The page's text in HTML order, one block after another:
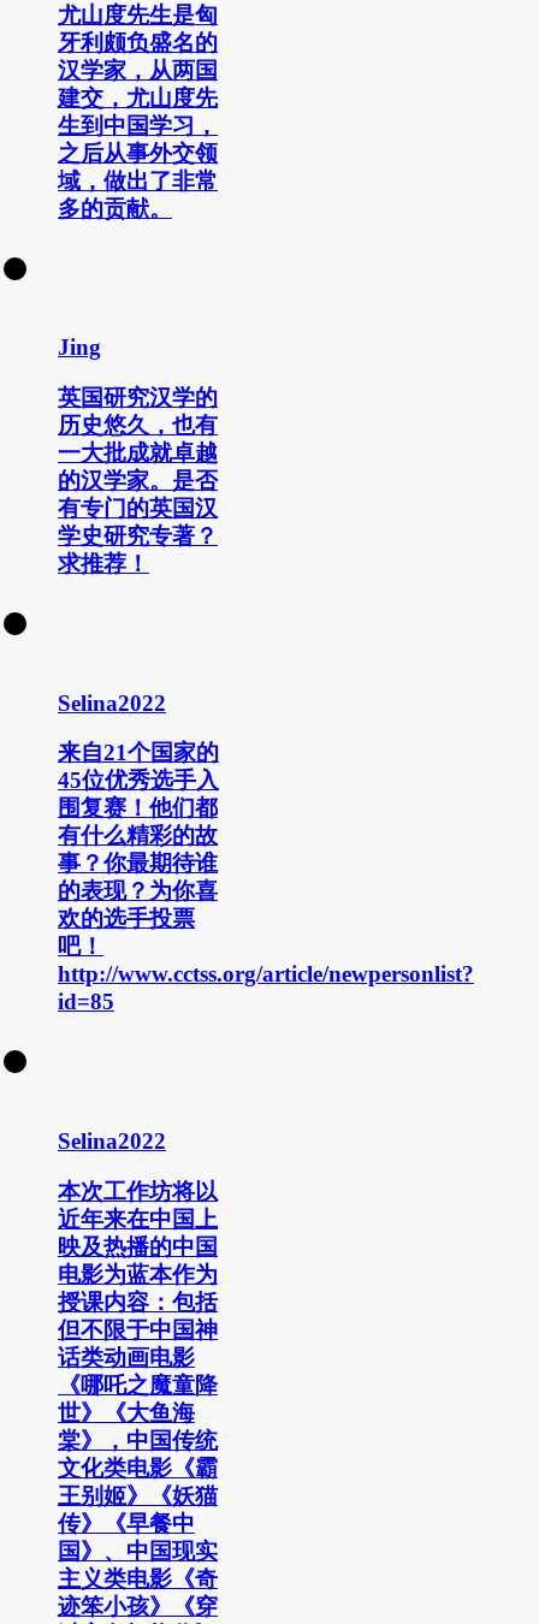
尤山度先生是匈
牙利颇负盛名的
汉学家，从两国
建交，尤山度先
生到中国学习，
之后从事外交领
域，做出了非常
多的贡献。
Jing
英国研究汉学的
历史悠久，也有
一大批成就卓越
的汉学家。是否
有专门的英国汉
学史研究专著？
求推荐！
Selina2022
来自21个国家的
45位优秀选手入
围复赛！他们都
有什么精彩的故
事？你最期待谁
的表现？为你喜
欢的选手投票
吧！
http://www.cctss.org/article/newpersonlist?
id=85
Selina2022
本次工作坊将以
近年来在中国上
映及热播的中国
电影为蓝本作为
授课内容：包括
但不限于中国神
话类动画电影
《哪吒之魔童降
世》《大鱼海
棠》，中国传统
文化类电影《霸
王别姬》《妖猫
传》《早餐中
国》、中国现实
主义类电影《奇
迹笨小孩》《穿